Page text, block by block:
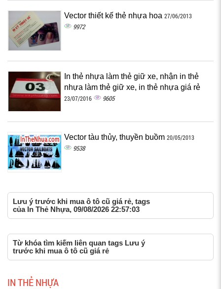
Vector thiết kế thẻ nhựa hoa 27/06/2013
9972
In thẻ nhựa làm thẻ giữ xe, nhận in thẻ
nhựa làm thẻ giữ xe, in thẻ nhựa giá rẻ
23/07/2016 9605
Vector tàu thủy, thuyền buồm 20/05/2013
9538
Lưu ý trước khi mua ô tô cũ giá rẻ, tags
của In Thẻ Nhựa, 09/08/2026 22:57:03
Từ khóa tìm kiếm liên quan tags Lưu ý
trước khi mua ô tô cũ giá rẻ
IN THẺ NHỰA